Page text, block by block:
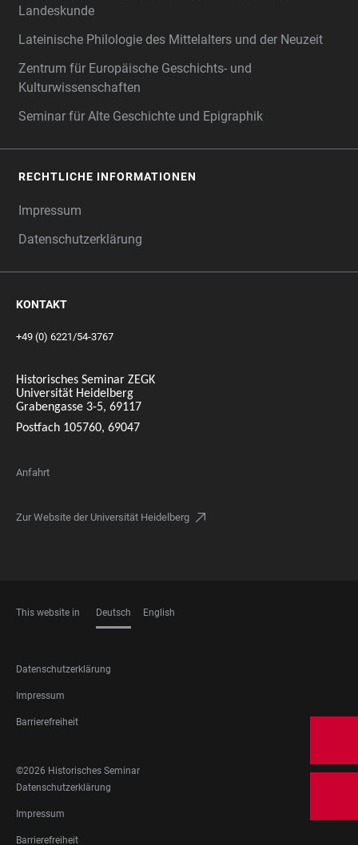
Landeskunde
Lateinische Philologie des Mittelalters und der Neuzeit
Zentrum für Europäische Geschichts- und
Kulturwissenschaften
Seminar für Alte Geschichte und Epigraphik
RECHTLICHE INFORMATIONEN
Impressum
Datenschutzerklärung
KONTAKT
+49 (0) 6221/54-3767
Historisches Seminar ZEGK
Universität Heidelberg
Grabengasse 3-5, 69117
Postfach 105760, 69047
Anfahrt
Zur Website der Universität Heidelberg
This website in Deutsch English
FOOTER
LEGAL
Datenschutzerklärung
Impressum
Barrierefreiheit
SOCIAL
©2026 Historisches Seminar
FOOTER
LEGAL
Datenschutzerklärung
Impressum
Barrierefreiheit